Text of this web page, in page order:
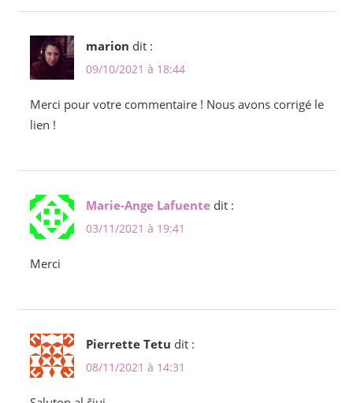
marion dit :
09/10/2021 à 18:44
Merci pour votre commentaire ! Nous avons corrigé le
lien !
Marie-Ange Lafuente dit :
03/11/2021 à 19:41
Merci
Pierrette Tetu dit :
08/11/2021 à 14:31